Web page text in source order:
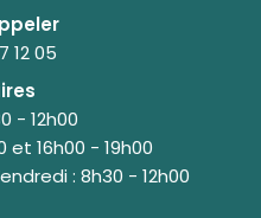
12 05
- 12h00
et 16h00 - 19h00
: 8h30 - 12h00